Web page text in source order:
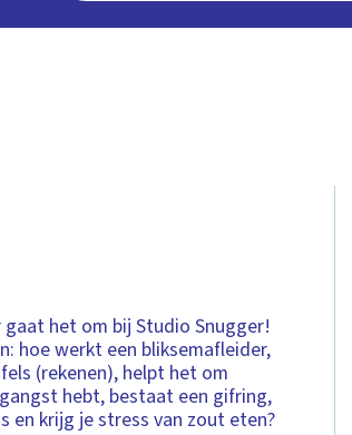
het om bij Studio Snugger!
hoe werkt een bliksemafleider,
(rekenen), helpt het om
hebt, bestaat een gifring,
en krijg je stress van zout eten?